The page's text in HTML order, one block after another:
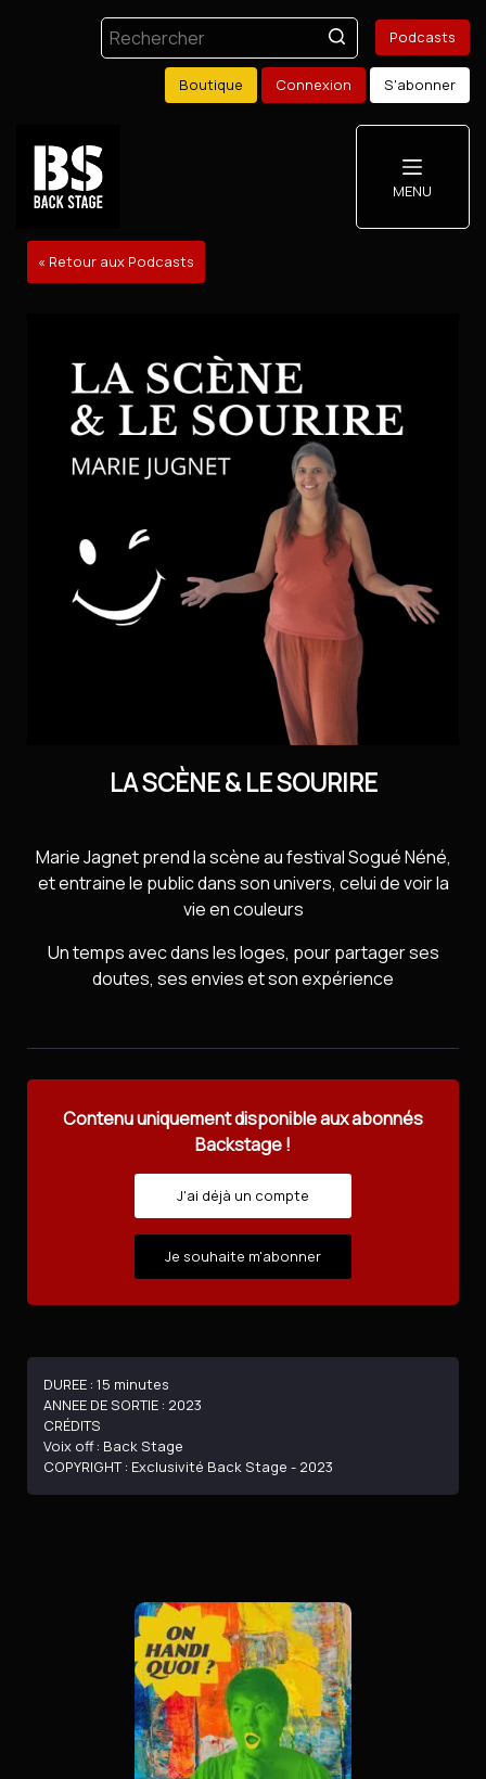
Boutique
Mon compte
S'abonner
Installer l’application
Podcasts
Boutique Connexion S'abonner
MENU
« Retour aux Podcasts
LA SCÈNE & LE SOURIRE
Marie Jagnet prend la scène au festival Sogué Néné,
et entraine le public dans son univers, celui de voir la
vie en couleurs
Un temps avec dans les loges, pour partager ses
doutes, ses envies et son expérience
Contenu uniquement disponible aux abonnés
Backstage !
J'ai déjà un compte
Je souhaite m'abonner
DUREE : 15 minutes
ANNEE DE SORTIE : 2023
CRÉDITS
Voix off : Back Stage
COPYRIGHT : Exclusivité Back Stage - 2023